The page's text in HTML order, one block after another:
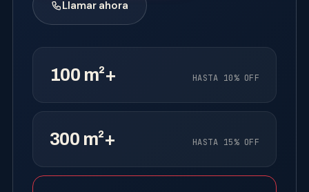
Llamar ahora
100 m²+ HASTA 10% OFF
300 m²+ HASTA 15% OFF